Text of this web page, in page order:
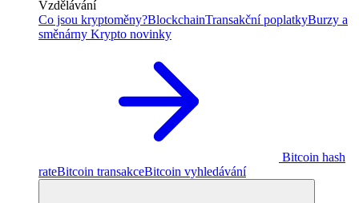
Vzdělávání
Co jsou kryptoměny?BlockchainTransakční poplatkyBurzy a
směnárny Krypto novinky
Bitcoin hash
rateBitcoin transakceBitcoin vyhledávání